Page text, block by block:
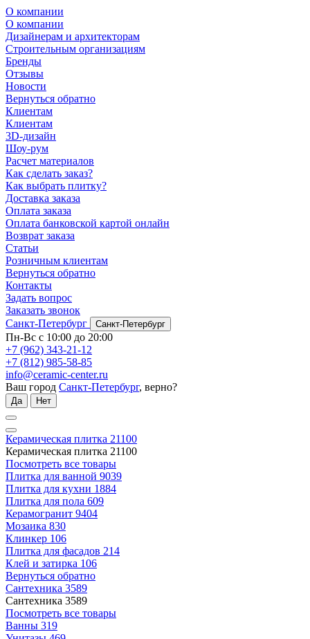
О компании
О компании
Дизайнерам и архитекторам
Строительным организациям
Бренды
Отзывы
Новости
Вернуться обратно
Клиентам
Клиентам
3D-дизайн
Шоу-рум
Расчет материалов
Как сделать заказ?
Как выбрать плитку?
Доставка заказа
Оплата заказа
Оплата банковской картой онлайн
Возврат заказа
Статьи
Розничным клиентам
Вернуться обратно
Контакты
Задать вопрос
Заказать звонок
Санкт-Петербург
Санкт-Петербург
Пн-Вс с 10:00 до 20:00
+7 (962) 343-21-12
+7 (812) 985-58-85
info@ceramic-center.ru
Ваш город Санкт-Петербург, верно?
Да Нет
Керамическая плитка 21100
Керамическая плитка 21100
Посмотреть все товары
Плитка для ванной 9039
Плитка для кухни 1884
Плитка для пола 609
Керамогранит 9404
Мозаика 830
Клинкер 106
Плитка для фасадов 214
Клей и затирка 106
Вернуться обратно
Сантехника 3589
Сантехника 3589
Посмотреть все товары
Ванны 319